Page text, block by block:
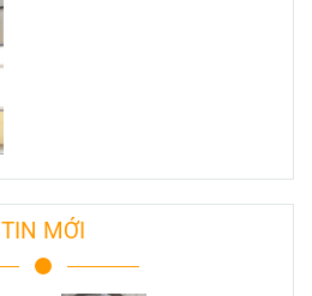
TIN MỚI